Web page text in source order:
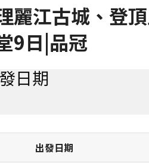
麗江古城、登
9日|品冠
日期
日期